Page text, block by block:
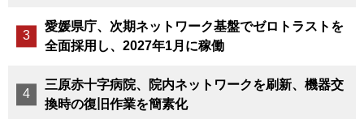
愛媛県庁、次期ネットワーク基盤でゼロトラストを
全面採用し、2027年1月に稼働
三原赤十字病院、院内ネットワークを刷新、機器交
換時の復旧作業を簡素化